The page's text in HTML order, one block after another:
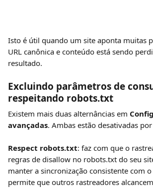
Isto é útil quando um site aponta muitas
URL canônica e conteúdo está sendo
resultado.
Excluindo parâmetros de
respeitando robots.txt
Existem mais duas alternâncias em
avançadas. Ambas estão desativadas
Respect robots.txt: faz com que o
regras de disallow no robots.txt do seu
manter a sincronização consistente com
permite que outros rastreadores